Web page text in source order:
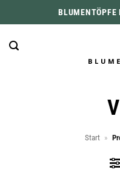
Inhalt
springen
BLUMENTÖPFE
Start »